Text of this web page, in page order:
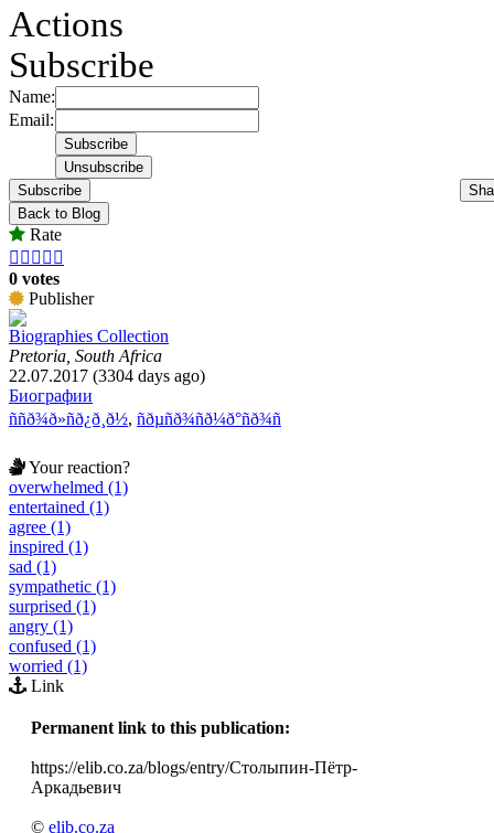
Actions
Subscribe
Name:
Email:
Subscribe
Back to Blog
Rate
    
0 votes
Publisher
Biographies Collection
Pretoria, South Africa
22.07.2017 (3304 days ago)
Биографии
ññð¾ð»ñð¿ð¸ð½, ñðµñð¾ñð¼ð°ñð¾ñ
Your reaction?
overwhelmed (1)
entertained (1)
agree (1)
inspired (1)
sad (1)
sympathetic (1)
surprised (1)
angry (1)
confused (1)
worried (1)
Link
Permanent link to this publication:
https://elib.co.za/blogs/entry/Столыпин-Пётр-
Аркадьевич
© elib.co.za